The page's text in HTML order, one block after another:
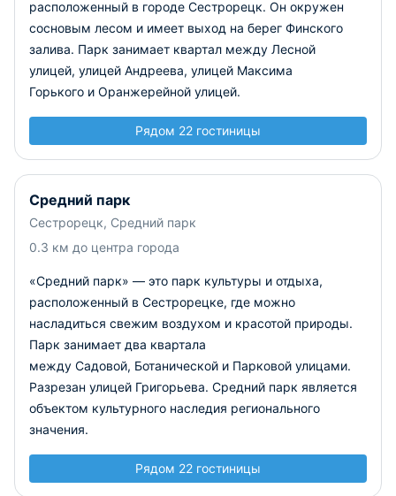
расположенный в городе Сестрорецк. Он окружен
сосновым лесом и имеет выход на берег Финского
залива. Парк занимает квартал между Лесной
улицей, улицей Андреева, улицей Максима
Горького и Оранжерейной улицей.
Рядом 22 гостиницы
Средний парк
Сестрорецк, Средний парк
0.3 км до центра города
«Средний парк» — это парк культуры и отдыха,
расположенный в Сестрорецке, где можно
насладиться свежим воздухом и красотой природы.
Парк занимает два квартала
между Садовой, Ботанической и Парковой улицами.
Разрезан улицей Григорьева. Средний парк является
объектом культурного наследия регионального
значения.
Рядом 22 гостиницы